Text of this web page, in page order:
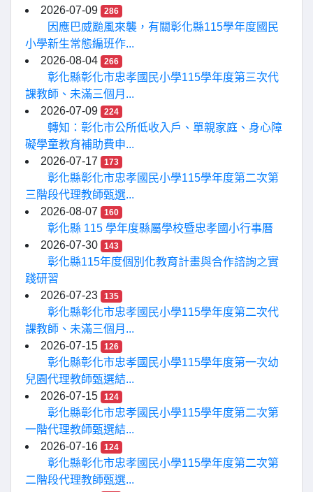
2026-07-09
286
因應巴威颱風來襲，有關彰化縣115學年度國民
小學新生常態編班作...
2026-08-04
266
彰化縣彰化市忠孝國民小學115學年度第三次代
課教師、未滿三個月...
2026-07-09
224
轉知：彰化市公所低收入戶、單親家庭、身心障
礙學童教育補助費申...
2026-07-17
173
彰化縣彰化市忠孝國民小學115學年度第二次第
三階段代理教師甄選...
2026-08-07
160
彰化縣 115 學年度縣屬學校暨忠孝國小行事曆
2026-07-30
143
彰化縣115年度個別化教育計畫與合作諮詢之實
踐研習
2026-07-23
135
彰化縣彰化市忠孝國民小學115學年度第二次代
課教師、未滿三個月...
2026-07-15
126
彰化縣彰化市忠孝國民小學115學年度第一次幼
兒園代理教師甄選結...
2026-07-15
124
彰化縣彰化市忠孝國民小學115學年度第二次第
一階代理教師甄選結...
2026-07-16
124
彰化縣彰化市忠孝國民小學115學年度第二次第
二階段代理教師甄選...